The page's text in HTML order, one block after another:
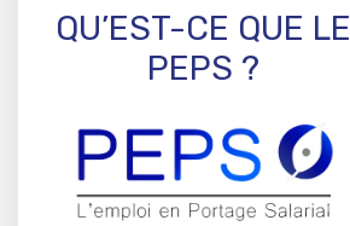
QU’EST-CE QUE LE
PEPS ?